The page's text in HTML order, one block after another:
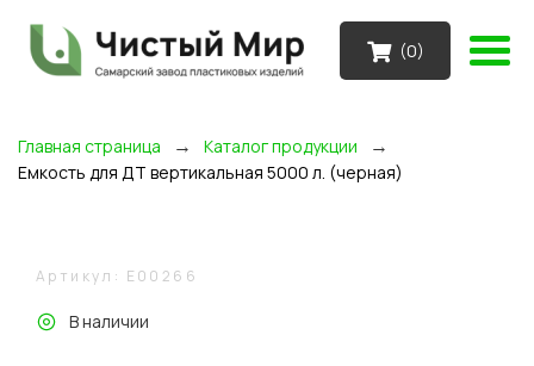
(0)
Главная страница → Каталог продукции →
Емкость для ДТ вертикальная 5000 л. (черная)
Артикул: E00266
В наличии